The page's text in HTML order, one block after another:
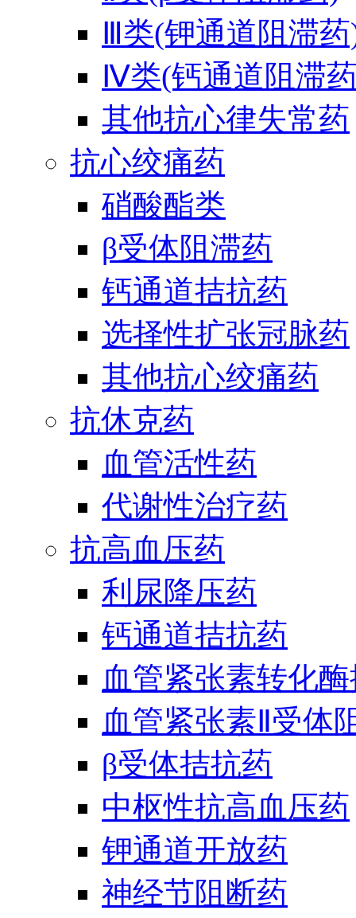
Ⅲ类(钾通道阻滞
Ⅳ类(钙通道阻滞
其他抗心律失常药
抗心绞痛药
硝酸酯类
β受体阻滞药
钙通道拮抗药
选择性扩张冠脉药
其他抗心绞痛药
抗休克药
血管活性药
代谢性治疗药
抗高血压药
利尿降压药
钙通道拮抗药
血管紧张素转化
血管紧张素Ⅱ受体
β受体拮抗药
中枢性抗高血压药
钾通道开放药
神经节阻断药